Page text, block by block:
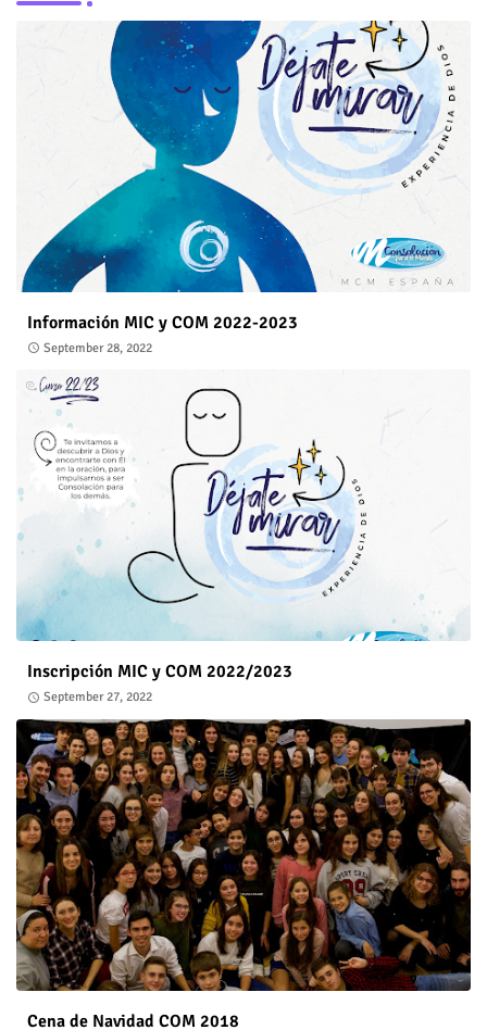
Información MIC y COM 2022-2023
September 28, 2022
Inscripción MIC y COM 2022/2023
September 27, 2022
Cena de Navidad COM 2018